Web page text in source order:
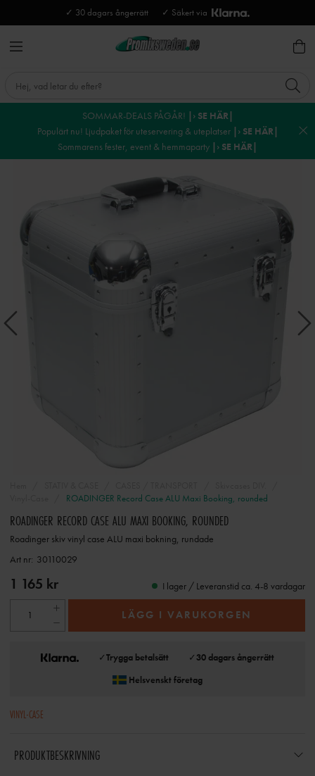
✓ 30 dagars ångerrätt ✓ Säkert via
SOMMAR-DEALS PÅGÅR! |› SE HÄR|
Populärt nu! Ljudpaket för uteservering & uteplatser |› SE HÄR|
Sommarens fester, event & hemmaparty |› SE HÄR|
ROADINGER Record Case ALU Maxi Booking, rounded
ROADINGER RECORD CASE ALU MAXI BOOKING, ROUNDED
Roadinger skiv vinyl case ALU maxi bokning, rundade
Art nr: 30110029
1 165 kr I lager / Leveranstid ca. 4-8 vardagar
LÄGG I VARUKORGEN
✓Trygga betalsätt ✓30 dagars ångerrätt
Helsvenskt företag
VINYL-CASE
PRODUKTBESKRIVNING